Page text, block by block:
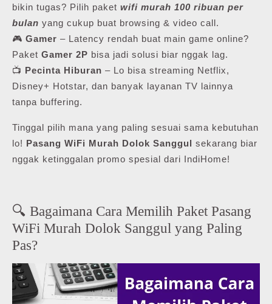
bikin tugas? Pilih paket wifi murah 100 ribuan per
bulan yang cukup buat browsing & video call.
🎮 Gamer – Latency rendah buat main game online?
Paket Gamer 2P bisa jadi solusi biar nggak lag.
📺 Pecinta Hiburan – Lo bisa streaming Netflix,
Disney+ Hotstar, dan banyak layanan TV lainnya
tanpa buffering.
Tinggal pilih mana yang paling sesuai sama kebutuhan
lo! Pasang WiFi Murah Dolok Sanggul sekarang biar
nggak ketinggalan promo spesial dari IndiHome!
🔍 Bagaimana Cara Memilih Paket Pasang
WiFi Murah Dolok Sanggul yang Paling
Pas?